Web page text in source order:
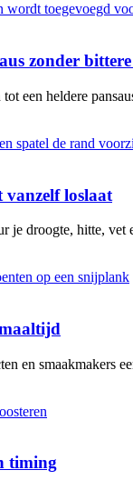
zonder
een heldere
vanzelf loslaat
je droogte, hitte,
en smaakmakers
timing